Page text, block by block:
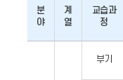
분
야
계
열
교습과
정
부기